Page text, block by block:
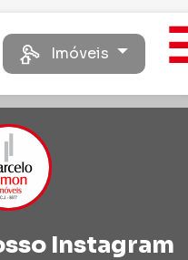
Imóveis
Instagram